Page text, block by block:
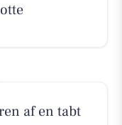
af en tabt